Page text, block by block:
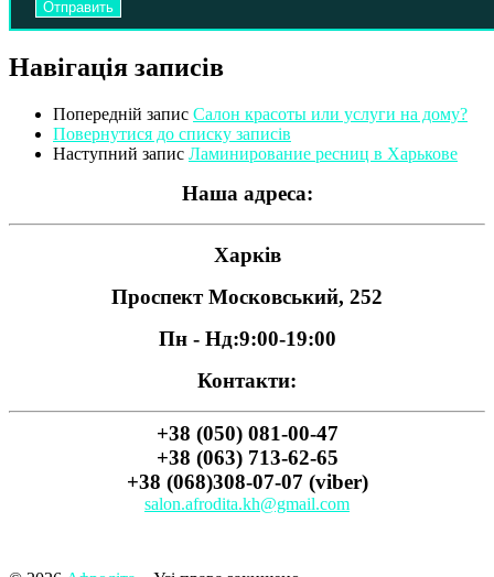
Навігація записів
Попередній запис Салон красоты или услуги на дому?
Повернутися до списку записів
Наступний запис Ламинирование ресниц в Харькове
Наша адреса:
Харків
Проспект Московський, 252
Пн - Нд:9:00-19:00
Контакти:
+38 (050) 081-00-47
+38 (063) 713-62-65
+38 (068)308-07-07 (viber)
salon.afrodita.kh@gmail.com